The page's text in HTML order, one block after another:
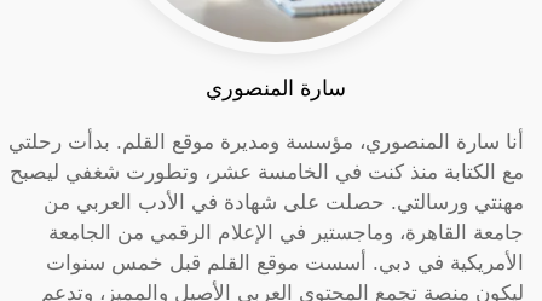
سارة المنصوري
أنا سارة المنصوري، مؤسسة ومديرة موقع القلم. بدأت رحلتي
مع الكتابة منذ كنت في الخامسة عشر، وتطورت شغفي ليصبح
مهنتي ورسالتي. حصلت على شهادة في الأدب العربي من
جامعة القاهرة، وماجستير في الإعلام الرقمي من الجامعة
الأمريكية في دبي. أسست موقع القلم قبل خمس سنوات
ليكون منصة تجمع المحتوى العربي الأصيل والمميز، وتدعم